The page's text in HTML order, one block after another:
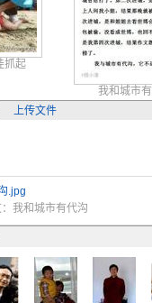
抓起
我和城市
上传文件
.jpg
我和城市有代沟